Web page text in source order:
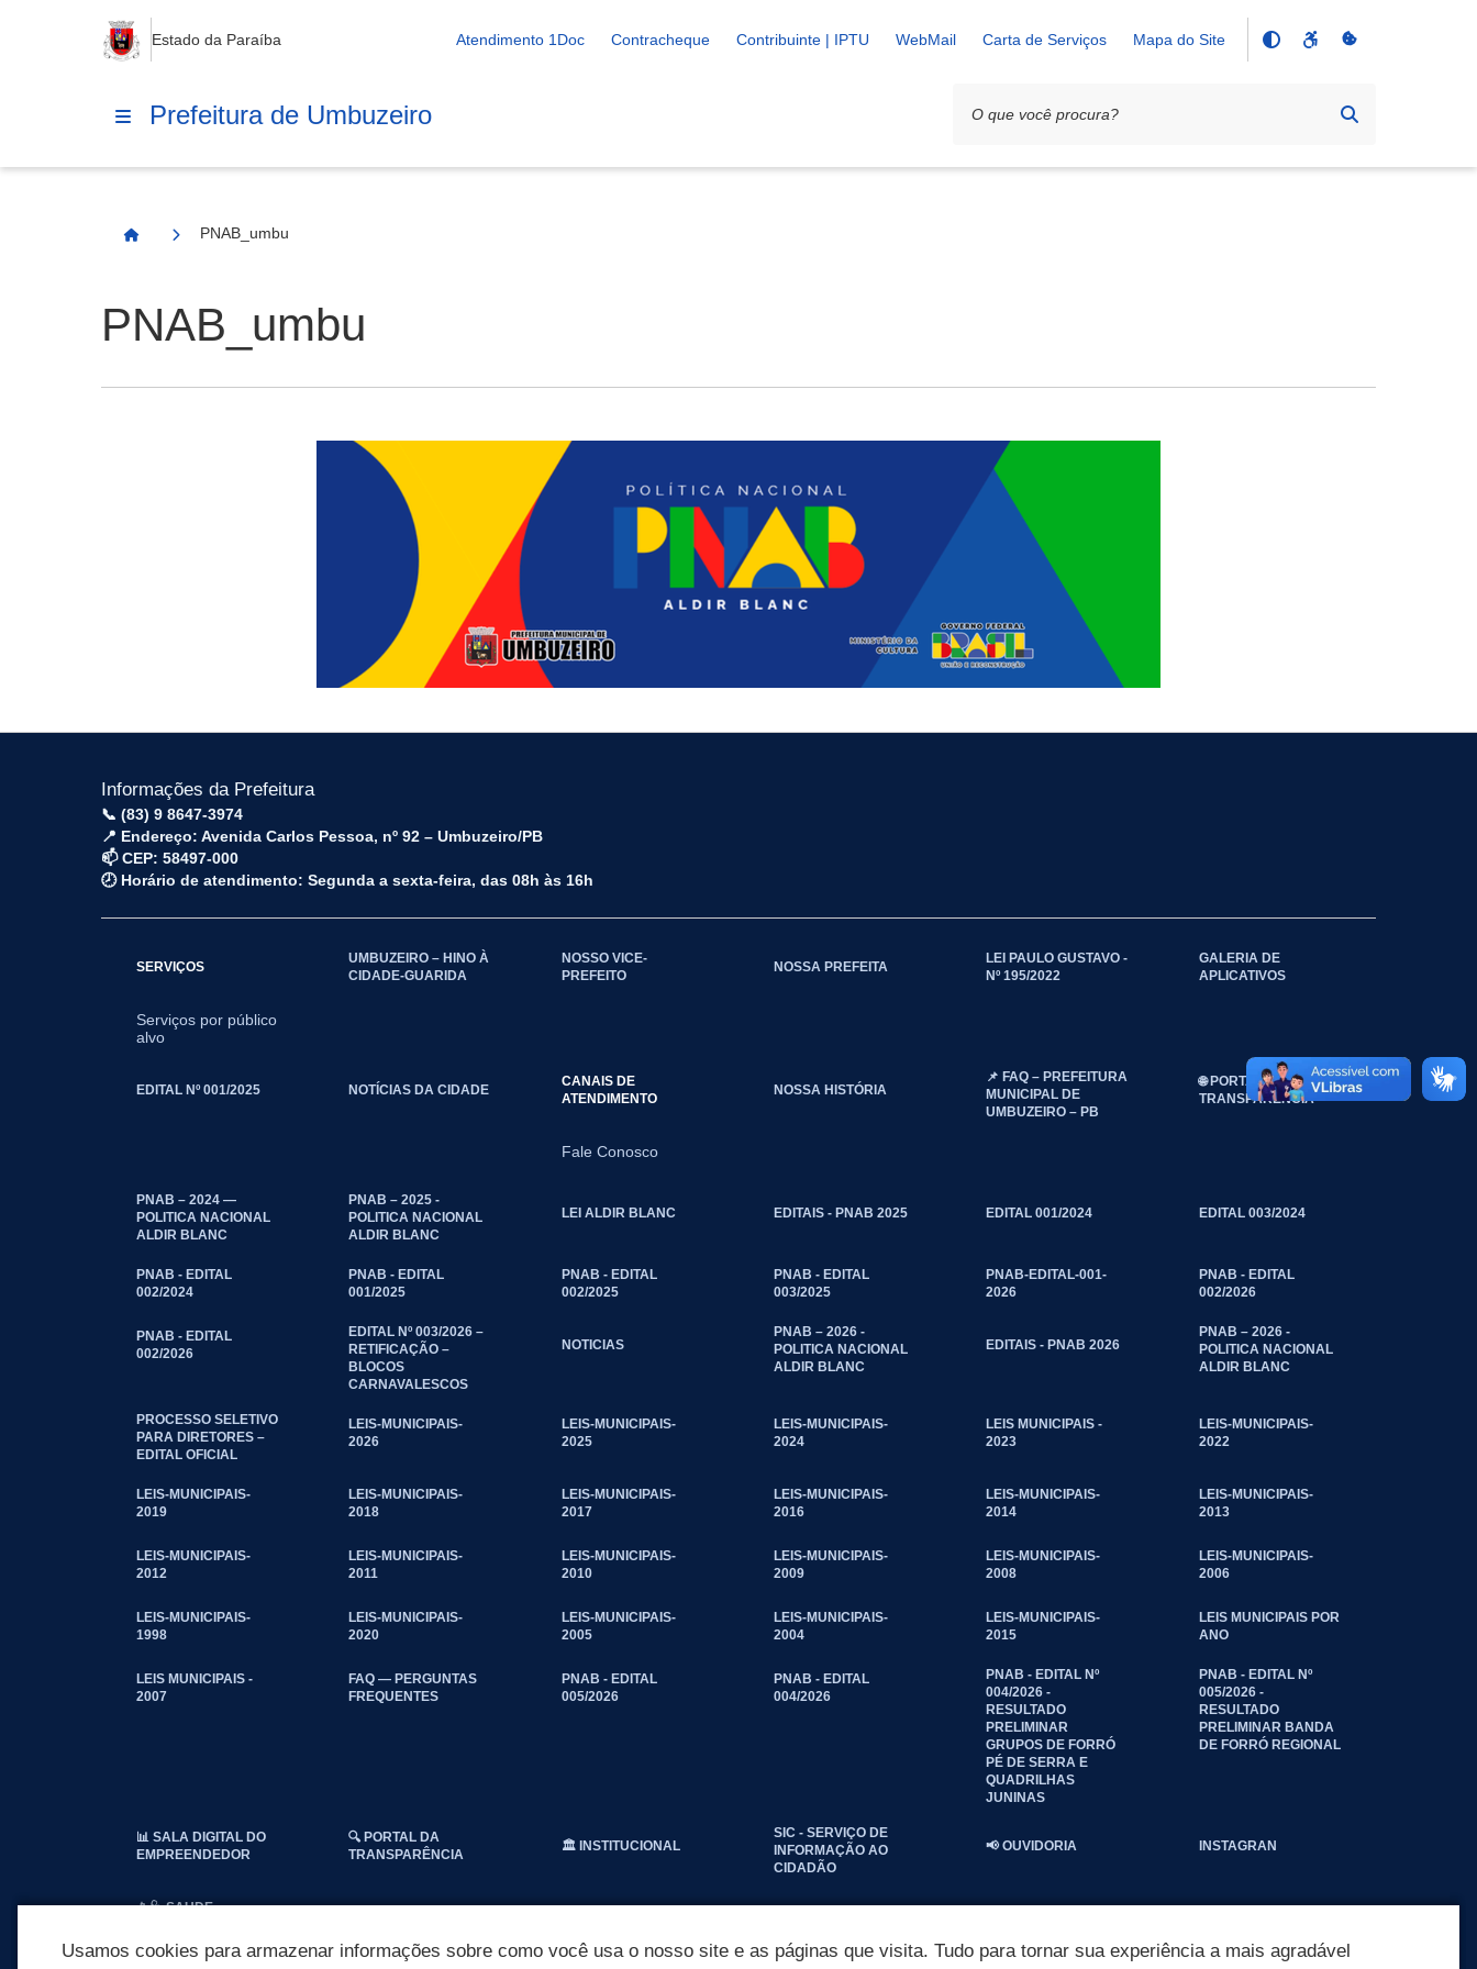
Estado da Paraíba Atendimento 1Doc Contracheque Contribuinte | IPTU WebMail Carta de Serviços Mapa do Site
Prefeitura de Umbuzeiro
Página Inicial
PNAB_umbu
PNAB_umbu
Informações da Prefeitura
📞 (83) 9 8647-3974
📍 Endereço: Avenida Carlos Pessoa, nº 92 – Umbuzeiro/PB
📫 CEP: 58497-000
🕗 Horário de atendimento: Segunda a sexta-feira, das 08h às 16h
SERVIÇOS
Serviços por público
alvo
UMBUZEIRO – HINO À
CIDADE-GUARIDA
NOSSO VICE-
PREFEITO
NOSSA PREFEITA
LEI PAULO GUSTAVO -
Nº 195/2022
GALERIA DE
APLICATIVOS
EDITAL Nº 001/2025 NOTÍCIAS DA CIDADE
CANAIS DE
ATENDIMENTO
Fale Conosco
NOSSA HISTÓRIA
📌 FAQ – PREFEITURA
MUNICIPAL DE
UMBUZEIRO – PB
🌐 PORTAL DA
TRANSPARÊNCIA
PNAB – 2024 —
POLITICA NACIONAL
ALDIR BLANC
PNAB – 2025 -
POLITICA NACIONAL
ALDIR BLANC
LEI ALDIR BLANC EDITAIS - PNAB 2025 EDITAL 001/2024 EDITAL 003/2024
PNAB - EDITAL
002/2024
PNAB - EDITAL
001/2025
PNAB - EDITAL
002/2025
PNAB - EDITAL
003/2025
PNAB-EDITAL-001-
2026
PNAB - EDITAL
002/2026
PNAB - EDITAL
002/2026
EDITAL Nº 003/2026 –
RETIFICAÇÃO –
BLOCOS
CARNAVALESCOS
NOTICIAS
PNAB – 2026 -
POLITICA NACIONAL
ALDIR BLANC
EDITAIS - PNAB 2026
PNAB – 2026 -
POLITICA NACIONAL
ALDIR BLANC
PROCESSO SELETIVO
PARA DIRETORES –
EDITAL OFICIAL
LEIS-MUNICIPAIS-
2026
LEIS-MUNICIPAIS-
2025
LEIS-MUNICIPAIS-
2024
LEIS MUNICIPAIS -
2023
LEIS-MUNICIPAIS-
2022
LEIS-MUNICIPAIS-
2019
LEIS-MUNICIPAIS-
2018
LEIS-MUNICIPAIS-
2017
LEIS-MUNICIPAIS-
2016
LEIS-MUNICIPAIS-
2014
LEIS-MUNICIPAIS-
2013
LEIS-MUNICIPAIS-
2012
LEIS-MUNICIPAIS-
2011
LEIS-MUNICIPAIS-
2010
LEIS-MUNICIPAIS-
2009
LEIS-MUNICIPAIS-
2008
LEIS-MUNICIPAIS-
2006
LEIS-MUNICIPAIS-
1998
LEIS-MUNICIPAIS-
2020
LEIS-MUNICIPAIS-
2005
LEIS-MUNICIPAIS-
2004
LEIS-MUNICIPAIS-
2015
LEIS MUNICIPAIS POR
ANO
LEIS MUNICIPAIS -
2007
FAQ — PERGUNTAS
FREQUENTES
PNAB - EDITAL
005/2026
PNAB - EDITAL
004/2026
PNAB - EDITAL Nº
004/2026 -
RESULTADO
PRELIMINAR
GRUPOS DE FORRÓ
PÉ DE SERRA E
QUADRILHAS
JUNINAS
PNAB - EDITAL Nº
005/2026 -
RESULTADO
PRELIMINAR BANDA
DE FORRÓ REGIONAL
📊 SALA DIGITAL DO
EMPREENDEDOR
🔍 PORTAL DA
TRANSPARÊNCIA
🏛️ INSTITUCIONAL
SIC - SERVIÇO DE
INFORMAÇÃO AO
CIDADÃO
📢 OUVIDORIA INSTAGRAN
📱🩺 SAUDE
Usamos cookies para armazenar informações sobre como você usa o nosso site e as páginas que visita. Tudo para tornar sua experiência a mais agradável